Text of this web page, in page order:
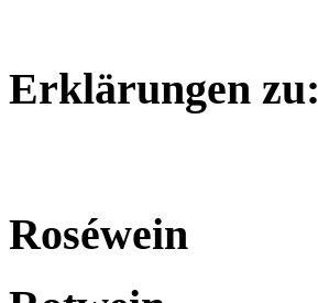
Erklärungen zu:
Roséwein